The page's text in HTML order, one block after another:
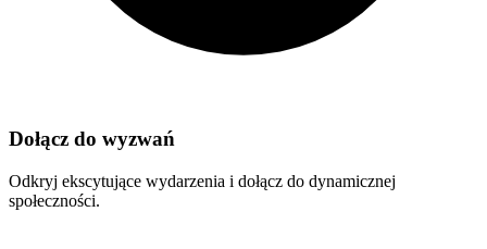
Dołącz do wyzwań
Odkryj ekscytujące wydarzenia i dołącz do dynamicznej
społeczności.